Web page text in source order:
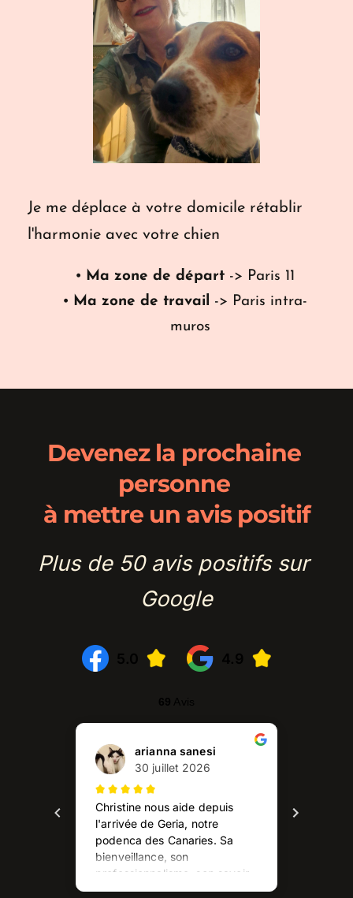
Je me déplace à votre domicile rétablir
l'harmonie avec votre chien
Ma zone de départ -> Paris 11
Ma zone de travail -> Paris intra-
muros
Devenez la prochaine
personne
à mettre un avis positif
Plus de 50 avis positifs sur
Google